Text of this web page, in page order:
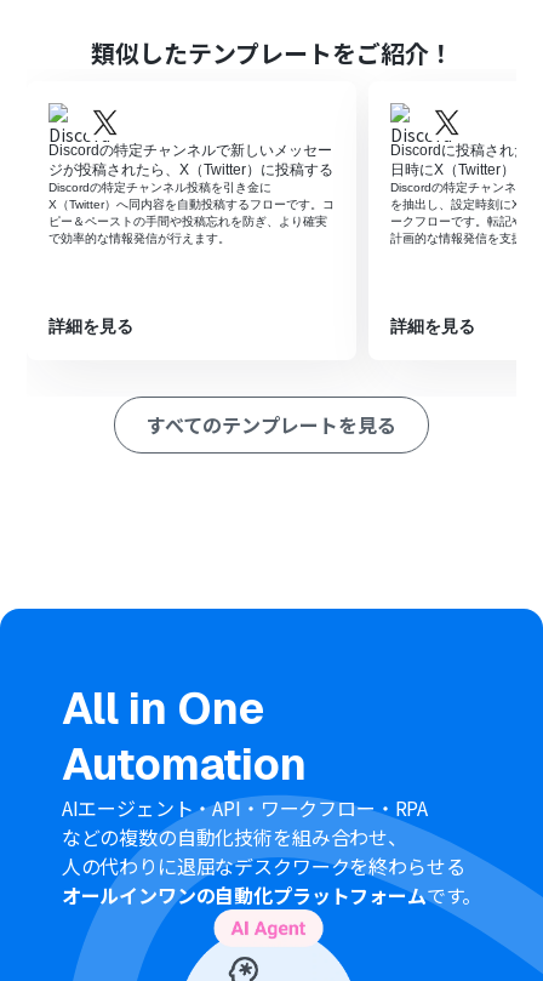
■フローボットの流れ
はじめに、GmailとDiscordをYoomと連携します。
次に、トリガーでGmailを選択し、「特定のラベルのメー
ルを受信したら」というアクションを設定し、財務レポー
トが添付されたメールを特定するためのラベルを指定し
ます。
次に、オペレーションで分岐機能を設定し、メールに添
付ファイルが存在する場合に後続の処理に進むよう条件
PDFから文字を読み取る」アクションで、添付されたPDF
「テキストを生成する」アクションで、抽出したテキスト
データから異常値やトレンドを分析・抽出するようAIに指
示します。
ション
ら」では、監視対象としたいメールに付与されているラ
ベルを候補から任意で選択してください。
分岐機能では、添付ファイルの有無など、より詳細な条件
を任意で設定することが可能です。
OCR機能の「画像・PDFから文字を読み取る」では、読
み取るPDFの文字数に応じたアクション設定、抽出したい
特定の項目（例：売上高、営業利益など）、使用するAIモ
デル、読み取る言語を任意で設定してください。
テキスト生成機能の「テキストを生成する」では、AIへの
指示（プロンプト）を具体的に記述することで、異常値と
判断する基準や注目すべきトレンドのパターンなどを任意
で設定できます。文字数に応じたアクション設定も可能で
類似したテンプレートをご紹介！
Discordの特定チャンネルで新しいメッセー
ジが投稿されたら、X（Twitter）に投稿する
Discordの特定チャンネル投稿を引き金に
X（Twitter）へ同内容を自動投稿するフローです。コ
ピー＆ペーストの手間や投稿忘れを防ぎ、より確実
で効率的な情報発信が行えます。
詳細を見る
Discordに投稿された
日時にX（Twitter）に
Discordの特定チャンネル
を抽出し、設定時刻にX（
ークフローです。転記や予
計画的な情報発信を支援し
詳細を見る
すべてのテンプレートを見る
All in One
Automation
AIエージェント・API・ワークフロー・RPA
などの複数の自動化技術を組み合わせ、
人の代わりに退屈なデスクワークを終わらせる
オールインワンの自動化プラットフォームです。